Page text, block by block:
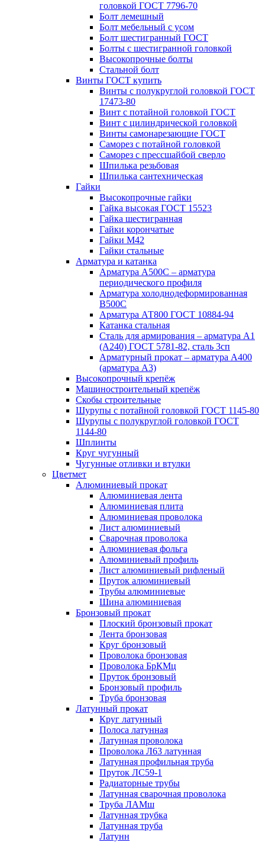
головкой ГОСТ 7796-70
Болт лемешный
Болт мебельный с усом
Болт шестигранный ГОСТ
Болты с шестигранной головкой
Высокопрочные болты
Стальной болт
Винты ГОСТ купить
Винты с полукруглой головкой ГОСТ
17473-80
Винт с потайной головкой ГОСТ
Винт с цилиндрической головкой
Винты самонарезающие ГОСТ
Саморез с потайной головкой
Саморез с прессшайбой сверло
Шпилька резьбовая
Шпилька сантехническая
Гайки
Высокопрочные гайки
Гайка высокая ГОСТ 15523
Гайка шестигранная
Гайки корончатые
Гайки М42
Гайки стальные
Арматура и катанка
Арматура А500С – арматура
периодического профиля
Арматура холоднодеформированная
В500С
Арматура АТ800 ГОСТ 10884-94
Катанка стальная
Сталь для армирования – арматура А1
(А240) ГОСТ 5781-82, сталь 3сп
Арматурный прокат – арматура А400
(арматура А3)
Высокопрочный крепёж
Машиностроительный крепёж
Скобы строительные
Шурупы с потайной головкой ГОСТ 1145-80
Шурупы с полукруглой головкой ГОСТ
1144-80
Шплинты
Круг чугунный
Чугунные отливки и втулки
Цветмет
Алюминиевый прокат
Алюминиевая лента
Алюминиевая плита
Алюминиевая проволока
Лист алюминиевый
Сварочная проволока
Алюминиевая фольга
Алюминиевый профиль
Лист алюминиевый рифленый
Пруток алюминиевый
Трубы алюминиевые
Шина алюминиевая
Бронзовый прокат
Плоский бронзовый прокат
Лента бронзовая
Круг бронзовый
Проволока бронзовая
Проволока БрКМц
Пруток бронзовый
Бронзовый профиль
Труба бронзовая
Латунный прокат
Круг латунный
Полоса латунная
Латунная проволока
Проволока Л63 латунная
Латунная профильная труба
Пруток ЛС59-1
Радиаторные трубы
Латунная сварочная проволока
Труба ЛАМш
Латунная трубка
Латунная труба
Латунн